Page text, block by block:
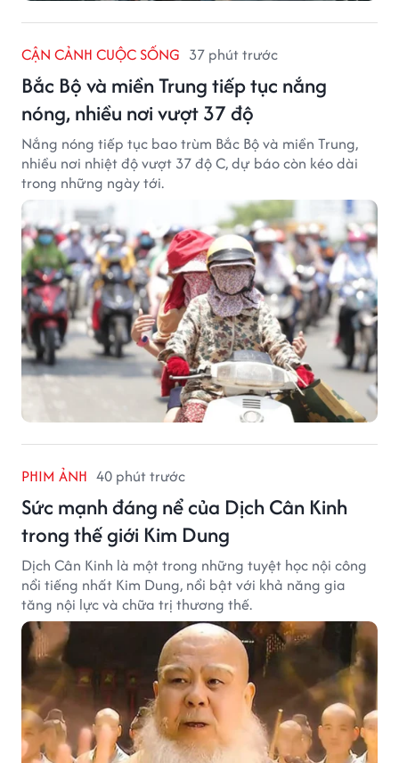
CẬN CẢNH CUỘC SỐNG 37 phút trước
Bắc Bộ và miền Trung tiếp tục nắng
nóng, nhiều nơi vượt 37 độ
Nắng nóng tiếp tục bao trùm Bắc Bộ và miền Trung,
nhiều nơi nhiệt độ vượt 37 độ C, dự báo còn kéo dài
trong những ngày tới.
PHIM ẢNH 40 phút trước
Sức mạnh đáng nể của Dịch Cân Kinh
trong thế giới Kim Dung
Dịch Cân Kinh là một trong những tuyệt học nội công
nổi tiếng nhất Kim Dung, nổi bật với khả năng gia
tăng nội lực và chữa trị thương thế.